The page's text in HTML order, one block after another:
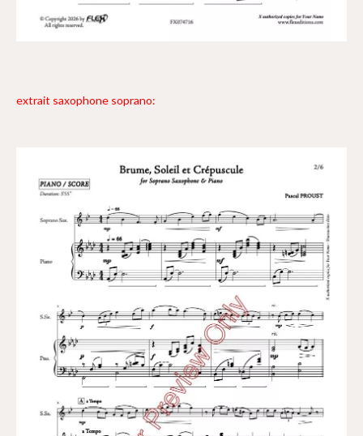
extrait saxophone soprano: